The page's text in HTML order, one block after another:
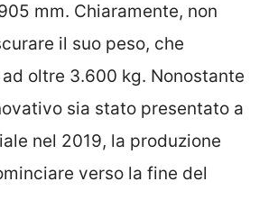
mm. Chiaramente, non
il suo peso, che
oltre 3.600 kg. Nonostante
sia stato presentato a
nel 2019, la produzione
verso la fine del